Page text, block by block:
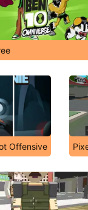
Offensive